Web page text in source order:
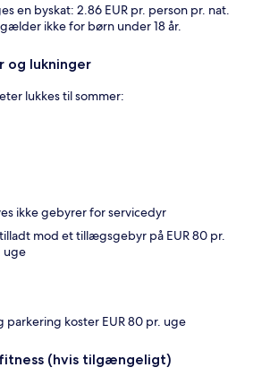
en byskat: 2.86 EUR pr. person pr. nat.
ikke for børn under 18 år.
og lukninger
lukkes til sommer:
ikke gebyrer for servicedyr
mod et tillægsgebyr på EUR 80 pr.
uge
koster EUR 80 pr. uge
fitness (hvis tilgængeligt)